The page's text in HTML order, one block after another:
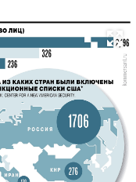
Развернуть